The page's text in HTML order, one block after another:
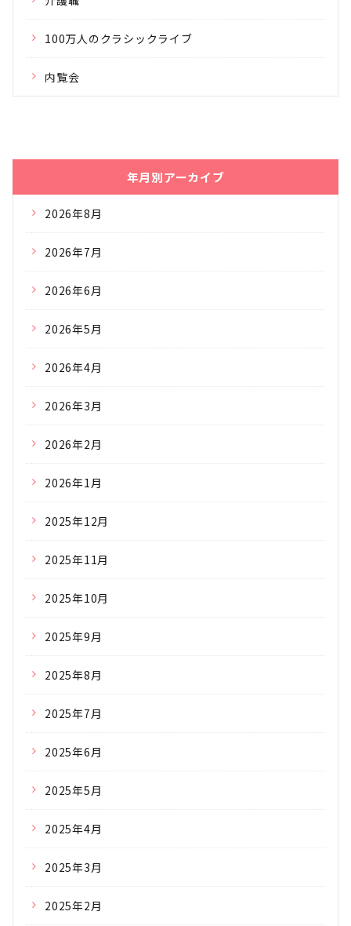
100万人のクラシックライブ
内覧会
年月別アーカイブ
2026年8月
2026年7月
2026年6月
2026年5月
2026年4月
2026年3月
2026年2月
2026年1月
2025年12月
2025年11月
2025年10月
2025年9月
2025年8月
2025年7月
2025年6月
2025年5月
2025年4月
2025年3月
2025年2月